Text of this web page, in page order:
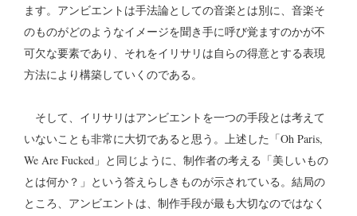
ます。アンビエントは手法論としての音楽とは別に、音楽そ
のものがどのようなイメージを聞き手に呼び覚ますのかが不
可欠な要素であり、それをイリサリは自らの得意とする表現
方法により構築していくのである。
そして、イリサリはアンビエントを一つの手段とは考えて
いないことも非常に大切であると思う。上述した「Oh Paris,
We Are Fucked」と同じように、制作者の考える「美しいもの
とは何か？」という答えらしきものが示されている。結局の
ところ、アンビエントは、制作手段が最も大切なのではなく